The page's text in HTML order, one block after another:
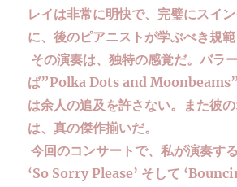
レイは非常に明快で、完璧にスイ
に、後のピアニストが学ぶべき規範
その演奏は、独特の感覚だ。バラ
ば”Polka Dots and
は余人の追及を許さない。また彼
は、真の傑作揃いだ。
今回のコンサートで、私が演奏す
‘So Sorry Please’ そして